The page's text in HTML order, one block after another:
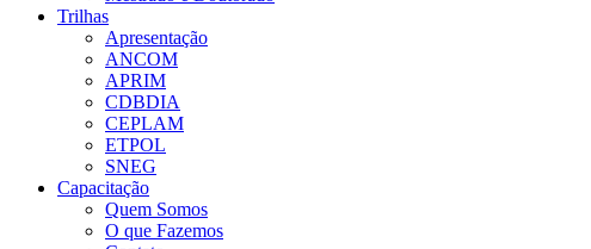
Trilhas
Apresentação
ANCOM
APRIM
CDBDIA
CEPLAM
ETPOL
SNEG
Capacitação
Quem Somos
O que Fazemos